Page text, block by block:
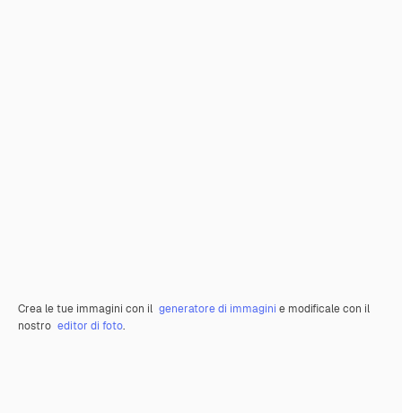
Crea le tue immagini con il generatore di immagini e modificale con il
nostro editor di foto.